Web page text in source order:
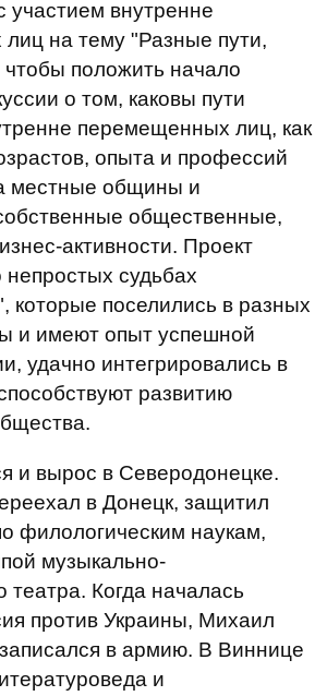
внутренне
на тему "Разные пути,
положить начало
о том, каковы пути
перемещенных лиц, как
опыта и профессий
местные общины и
общественные,
активности. Проект
непростых судьбах
которые поселились в разных
и имеют опыт успешной
удачно интегрировались в
развитию
и вырос в Северодонецке.
в Донецк, защитил
филологическим наукам,
музыкально-
театра. Когда началась
против Украины, Михаил
в армию. В Виннице
и